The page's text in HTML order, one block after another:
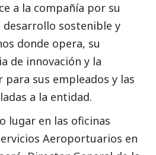
a la compañía por su
sostenible y
donde opera, su
de innovación y la
para sus empleados y las
a la entidad.
lugar en las oficinas
Aeroportuarios en